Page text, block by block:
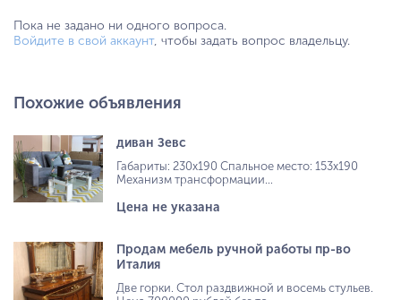
Пока не задано ни одного вопроса.
Войдите в свой аккаунт, чтобы задать вопрос владельцу.
Похожие объявления
диван Зевс
Габариты: 230х190 Спальное место: 153х190
Механизм трансформации...
Цена не указана
Продам мебель ручной работы пр-во
Италия
Две горки. Стол раздвижной и восемь стульев.